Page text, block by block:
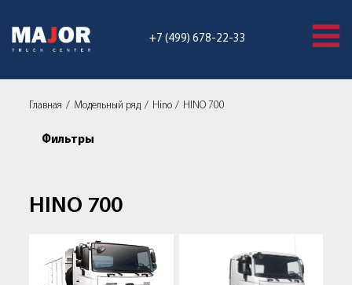
+7 (499) 678-22-33
Главная Модельный ряд Hino HINO 700
Фильтры
HINO 700
HINO 700